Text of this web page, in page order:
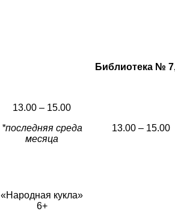
Библиотека №
13.00 – 15.00
*последняя среда
месяца
13.00 – 15.00
«Народная кукла»
6+